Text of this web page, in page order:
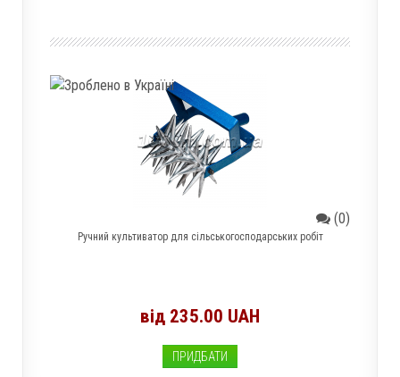
(0)
Ручний культиватор для сільськогосподарських робіт
від 235.00 UAH
ПРИДБАТИ